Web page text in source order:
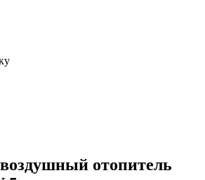
отопитель